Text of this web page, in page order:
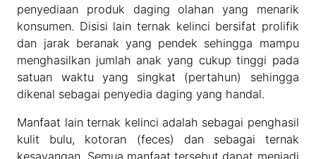
penyediaan produk daging olahan yang menarik
konsumen. Disisi lain ternak kelinci bersifat prolifik
dan jarak beranak yang pendek sehingga mampu
menghasilkan jumlah anak yang cukup tinggi pada
satuan waktu yang singkat (pertahun) sehingga
dikenal sebagai penyedia daging yang handal.
Manfaat lain ternak kelinci adalah sebagai penghasil
kulit bulu, kotoran (feces) dan sebagai ternak
kesayangan. Semua manfaat tersebut dapat menjadi